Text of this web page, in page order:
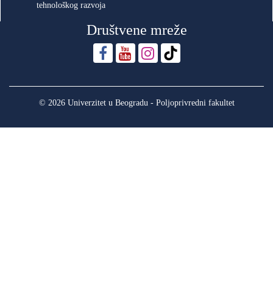
tehnološkog razvoja
Društvene mreže
© 2026 Univerzitet u Beogradu - Poljoprivredni fakultet